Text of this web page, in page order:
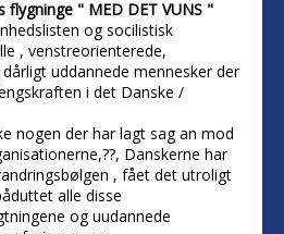
flygninge " MED DET VUNS "
og socilistisk
, venstreorienterede,
uddannede mennesker der
i det Danske /
nogen der har lagt sag an mod
Danskerne har
, fået det utroligt
alle disse
og uudannede